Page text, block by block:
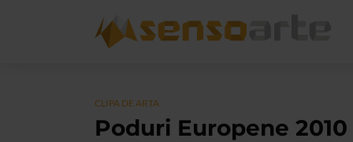
CLIPA DE ARTA
Poduri Europene 2010